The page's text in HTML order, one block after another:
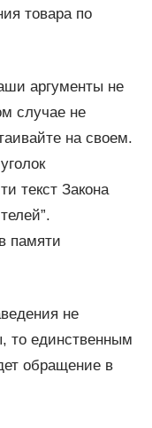
товара по
аргументы не
случае не
на своем.
текст Закона
памяти
не
то единственным
обращение в